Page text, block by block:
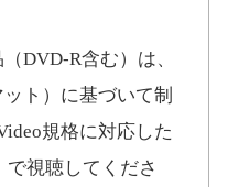
DVD-R含む）は、
ト）に基づいて制
規格に対応した
視聴してくださ